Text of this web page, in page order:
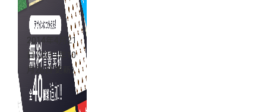
2014年4月21
日（2015年10
月26日 更新）